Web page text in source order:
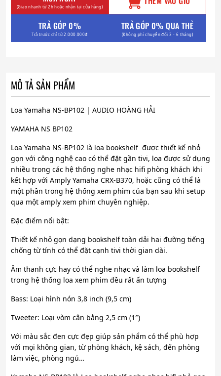
(Giao nhanh từ 2h hoặc nhận tại cửa hàng)
TRẢ GÓP 0%
Trả trước chỉ từ 2.000.000đ
TRẢ GÓP 0% QUA THẺ
(Không phí chuyển đổi 3 - 6 tháng)
MÔ TẢ SẢN PHẨM
Loa Yamaha NS-BP102 | AUDIO HOÀNG HẢI
YAMAHA NS BP102
Loa Yamaha NS-BP102 là loa bookshelf được thiết kế nhỏ
gọn với công nghệ cao có thể đặt gần tivi, loa được sử dụng
nhiều trong các hệ thống nghe nhạc hifi phòng khách khi
kết hợp với Amply Yamaha CRX-B370, hoặc cũng có thể là
một phần trong hệ thống xem phim của bạn sau khi setup
qua một amply xem phim chuyên nghiệp.
Đặc điểm nổi bật:
Thiết kế nhỏ gọn dạng bookshelf toàn dải hai đường tiếng
chống từ tính có thể đặt cạnh tivi thời gian dài.
Âm thanh cực hay có thể nghe nhạc và làm loa bookshelf
trong hệ thống loa xem phim đều rất ấn tượng
Bass: Loại hình nón 3,8 inch (9,5 cm)
Tweeter: Loại vòm cân bằng 2,5 cm (1″)
Với màu sắc đen cực đẹp giúp sản phẩm có thể phù hợp
với mọi không gian, từ phòng khách, kệ sách, đến phòng
làm việc, phòng ngủ…